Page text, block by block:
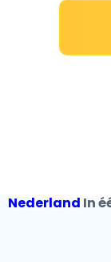
Nederland In